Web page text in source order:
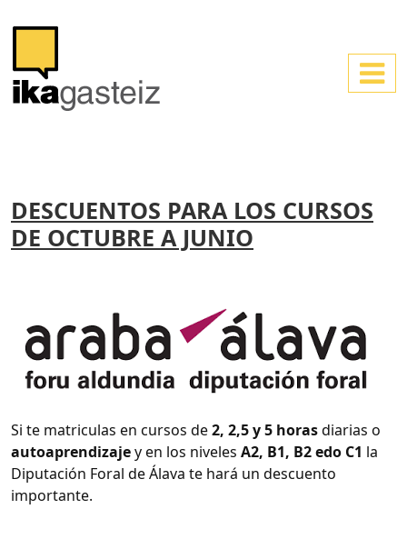
DESCUENTOS PARA LOS CURSOS
DE OCTUBRE A JUNIO
Si te matriculas en cursos de2, 2,5 y 5 horasdiarias o
autoaprendizajey en los niveles A2, B1, B2 edo C1 la
Diputación Foral de Álava te hará un descuento
importante.